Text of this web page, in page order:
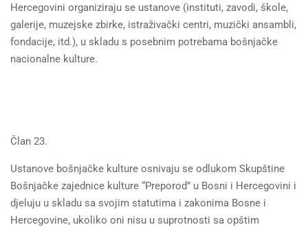
Hercegovini organiziraju se ustanove (instituti, zavodi, škole,
galerije, muzejske zbirke, istraživački centri, muzički ansambli,
fondacije, itd.), u skladu s posebnim potrebama bošnjačke
nacionalne kulture.
Član 23.
Ustanove bošnjačke kulture osnivaju se odlukom Skupštine
Bošnjačke zajednice kulture “Preporod” u Bosni i Hercegovini i
djeluju u skladu sa svojim statutima i zakonima Bosne i
Hercegovine, ukoliko oni nisu u suprotnosti sa opštim